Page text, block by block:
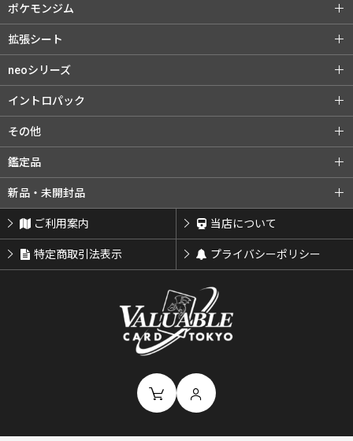
ご利用案内 当店について
特定商取引法表示 プライバシーポリシー
旧裏シリーズ (全商品)
第1弾（★）
第3弾 化石の秘密
ポケモンジム
ポケモンジム (全商品)
第1弾 カスミ
第2弾 エリカ
闇からの挑戦
拡張シート
拡張シート (全商品)
第2弾 赤版
neoシリーズ
neoシリーズ (全商品)
第2弾 遺跡をこえて...
第4弾 闇、そして光へ...
プレミアムファイル3
イントロパック
イントロパック (全商品)
ゼニガメデッキ
チコリータデッキ
その他
その他 (全商品)
サザンアイランド
鑑定品
鑑定品 (全商品)
ARS鑑定品 その他鑑定品
新品・未開封品
新品・未開封品 (全商品) BOX・パック
サプライ類等